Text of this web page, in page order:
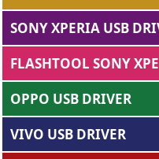
SONY XPERIA USB
FLASHTOOL SONY
OPPO USB DRIVER
VIVO USB DRIVER